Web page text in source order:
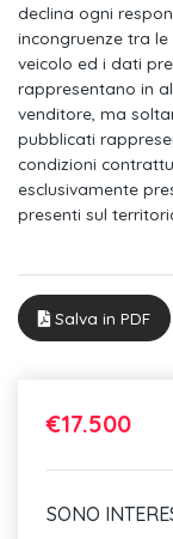
Alette parasole
Luci diune a led
Lane assist -
corsia
Acc "adaptive
distanza
Bluetooth
declina ogni
incongruenze tra
veicolo ed i dati
rappresentano in
venditore, ma
pubblicati
condizioni
esclusivamente
presenti sul
Salva in PDF
€17.500
SONO